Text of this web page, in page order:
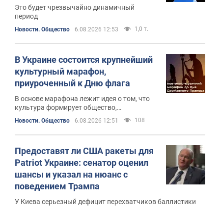
Это будет чрезвычайно динамичный
период
Новости. Общество 6.08.2026 12:53 1,0 т.
В Украине состоится крупнейший
культурный марафон,
приуроченный к Дню флага
В основе марафона лежит идея о том, что
культура формирует общество,
предпринимательство, историческую
память и национальную идентичность
Новости. Общество 6.08.2026 12:51 108
Предоставят ли США ракеты для
Patriot Украине: сенатор оценил
шансы и указал на нюанс с
поведением Трампа
У Киева серьезный дефицит перехватчиков баллистики